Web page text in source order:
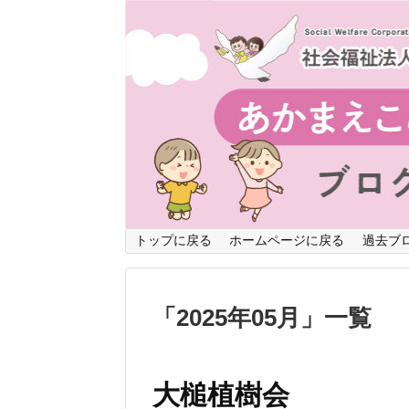
トップに戻る ホームページに戻る 過去ブ
「 2025年05月 」 一覧
大槌植樹会